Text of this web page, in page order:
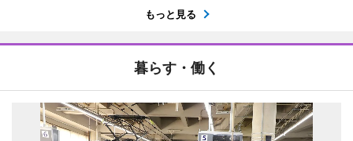
もっと見る
暮らす・働く